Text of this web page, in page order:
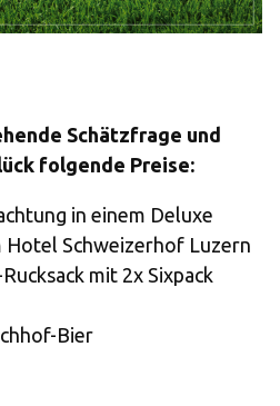
Schätzfrage und
folgende Preise:
in einem Deluxe
Hotel Schweizerhof Luzern
mit 2x Sixpack
Bier